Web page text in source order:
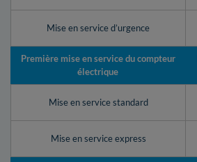
Mise en service d’urgence
Première mise en service du compteur
électrique
Mise en service standard
Mise en service express